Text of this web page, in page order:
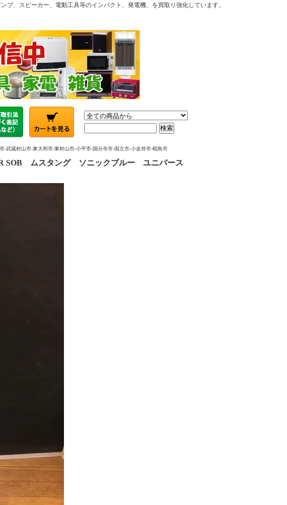
、スピーカー、電動工具等のインパクト、発電機、を買取り強化しています。
蔵村山市-東大和市-東村山市-小平市-国分寺市-国立市-小金井市-昭島市
SOB ムスタング ソニックブルー ユニバース